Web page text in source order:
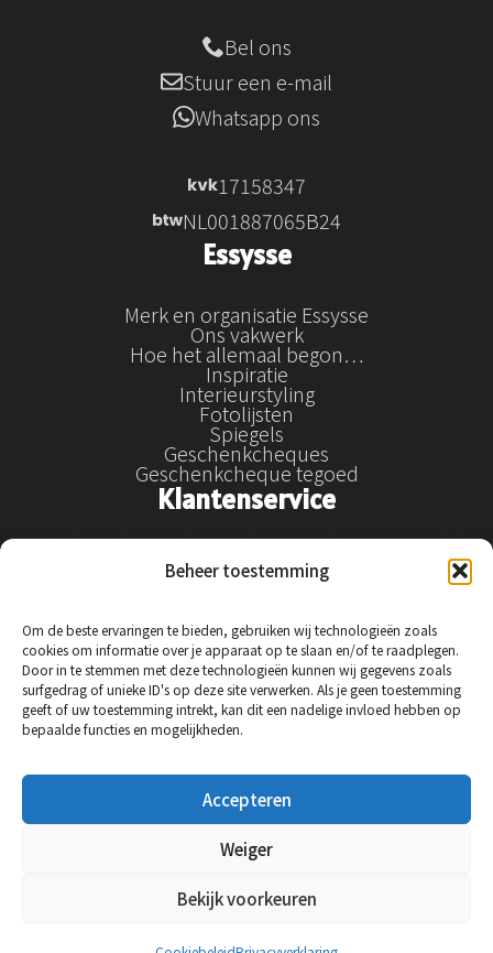
Beheer toestemming
Om de beste ervaringen te bieden, gebruiken wij technologieën zoals
cookies om informatie over je apparaat op te slaan en/of te raadplegen.
Door in te stemmen met deze technologieën kunnen wij gegevens zoals
surfgedrag of unieke ID's op deze site verwerken. Als je geen toestemming
geeft of uw toestemming intrekt, kan dit een nadelige invloed hebben op
bepaalde functies en mogelijkheden.
Accepteren
Weiger
Bekijk voorkeuren
Bel ons
Stuur een e-mail
Whatsapp ons
17158347
NL001887065B24
Essysse
Merk en organisatie Essysse
Ons vakwerk
Hoe het allemaal begon…
Inspiratie
Interieurstyling
Fotolijsten
Spiegels
Geschenkcheques
Geschenkcheque tegoed
Klantenservice
Klantenservice
Betalen
Retourneren en klachtenregeling
Service & garantie
Veelgestelde vragen
Contact
Social Media
Instagram
Facebook
LinkedIn